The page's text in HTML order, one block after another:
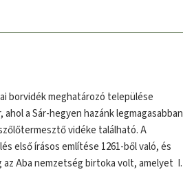
borvidék meghatározó települése
ahol a Sár-hegyen hazánk legmagasabban
vidéke található. A
első írásos említése 1261-ből való, és
az Aba nemzetség birtoka volt, amelyet I.